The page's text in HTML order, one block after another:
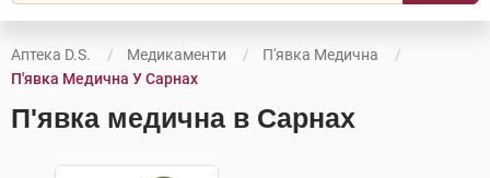
Аптека D.S. Медикаменти
П'явка Медична
П'явка Медична У Сарнах
П'явка медична в Сарнах